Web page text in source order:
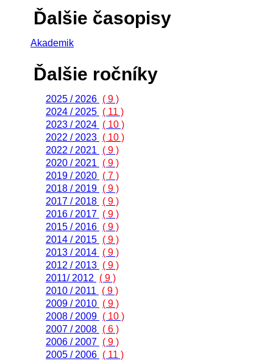
Ďalšie časopisy
Akademik
Ďalšie ročníky
2025 / 2026 ( 9 )
2024 / 2025 ( 11 )
2023 / 2024 ( 10 )
2022 / 2023 ( 10 )
2022 / 2021
( 9 )
2020 / 2021
( 9 )
2019 / 2020 ( 7 )
2018 / 2019 ( 9 )
2017 / 2018 ( 9 )
2016 / 2017 ( 9 )
2015 / 2016 ( 9 )
2014 / 2015 ( 9 )
2013 / 2014 ( 9 )
2012 / 2013 ( 9 )
2011/ 2012
( 9 )
2010 / 2011
( 9 )
2009 / 2010 ( 9 )
2008 / 2009 ( 10 )
2007 / 2008 ( 6 )
2006 / 2007 ( 9 )
2005 / 2006 ( 11 )